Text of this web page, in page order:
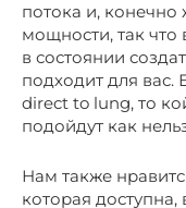
потока и,
мощности, так
в состоянии
подходит для вас.
direct to lung, то
подойдут как
Нам также
которая доступна,